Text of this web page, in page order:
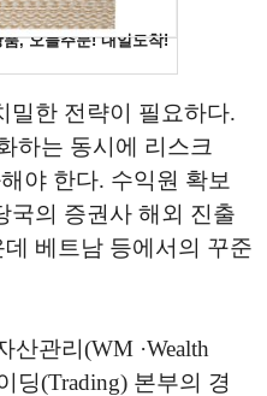
밀한 전략이 필요하다.
하는 동시에 리스크
야 한다. 수익원 확보
국의 증권사 해외 진출
베트남 등에서의 꾸준
산관리(WM ·Wealth
딩(Trading) 본부의 경